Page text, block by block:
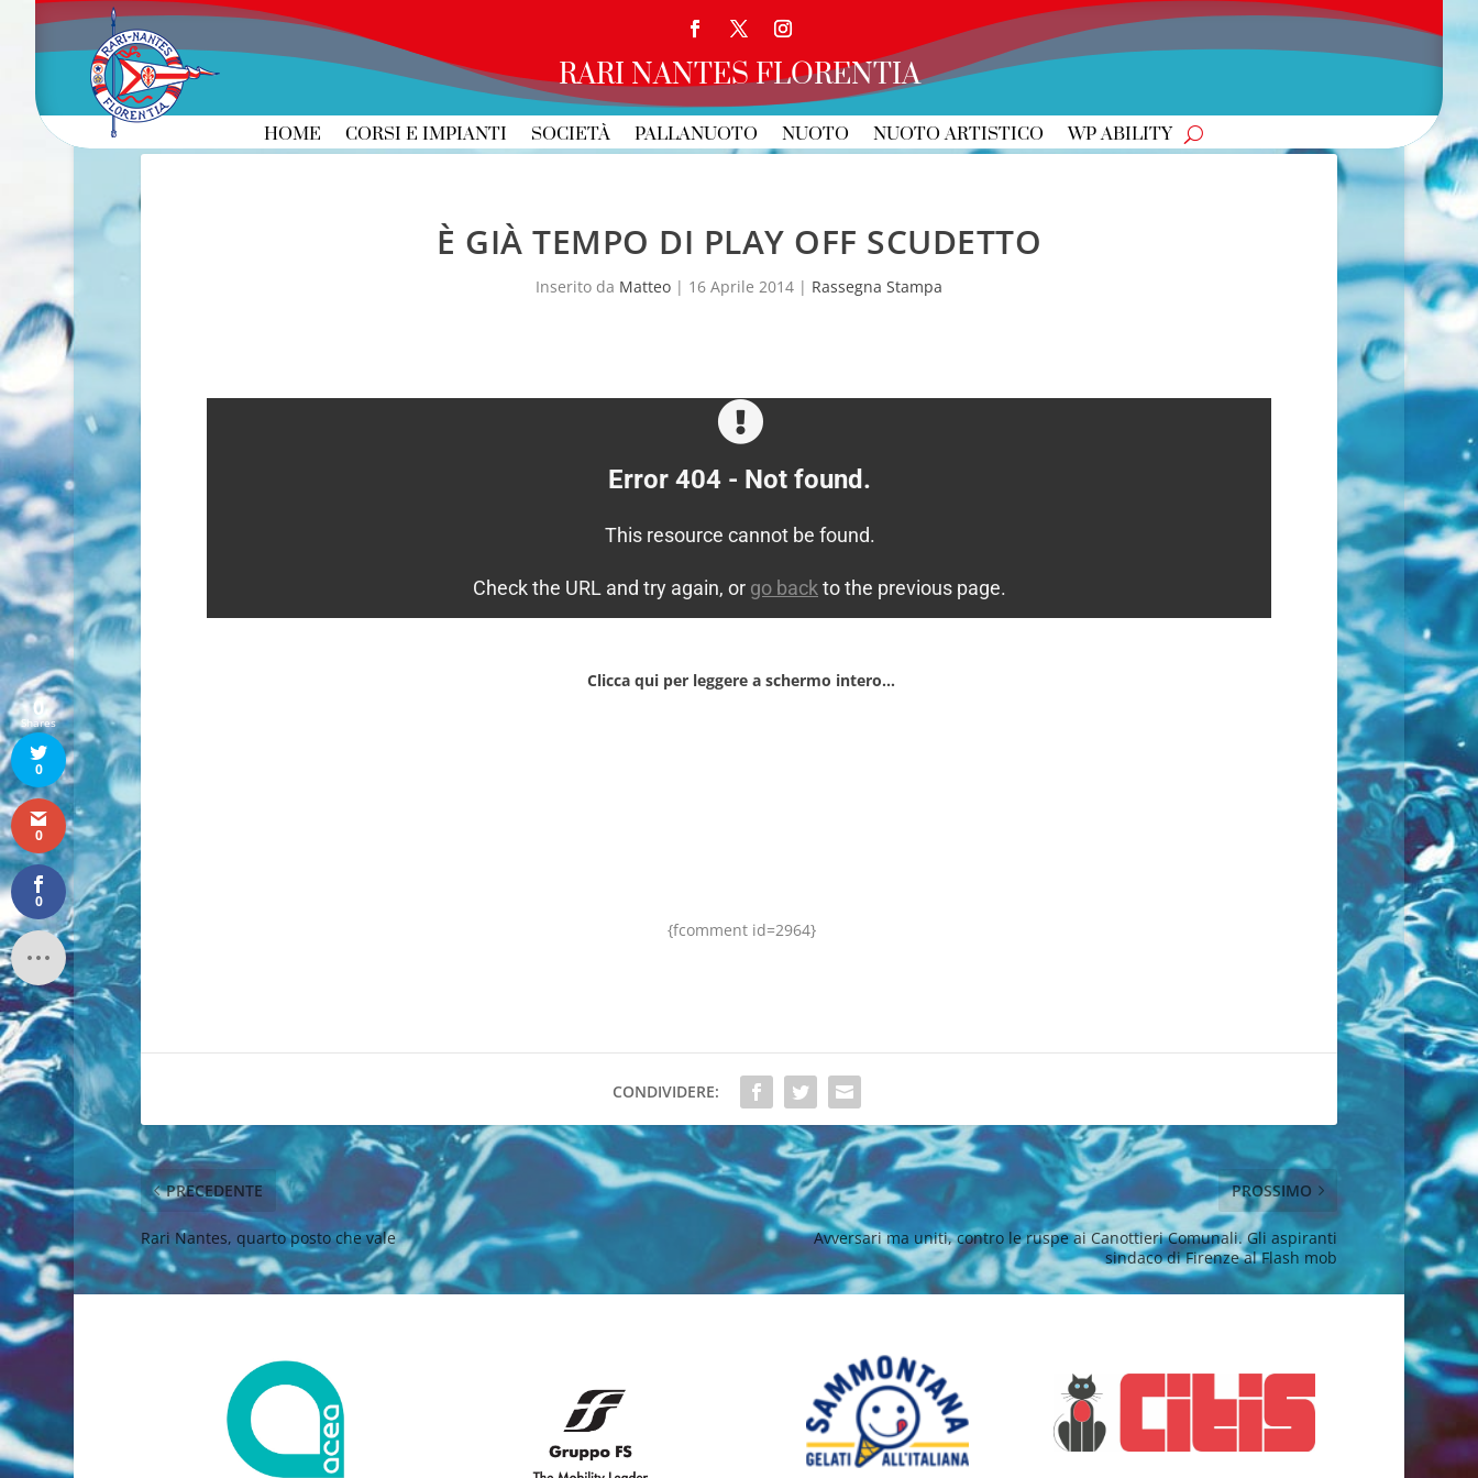
RARI NANTES FLORENTIA
HOME CORSI E IMPIANTI SOCIETÀ PALLANUOTO NUOTO NUOTO ARTISTICO WP ABILITY
È GIÀ TEMPO DI PLAY OFF SCUDETTO
Inserito da Matteo | 16 Aprile 2014 | Rassegna Stampa
Clicca qui per leggere a schermo intero…
{fcomment id=2964}
CONDIVIDERE:
PRECEDENTE
Rari Nantes, quarto posto che vale
PROSSIMO
Avversari ma uniti, contro le ruspe ai Canottieri Comunali. Gli aspiranti
sindaco di Firenze al Flash mob
0
Shares
0
0
0